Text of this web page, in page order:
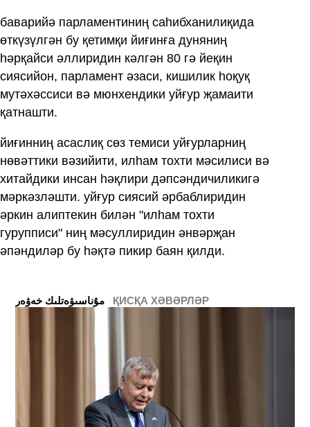
баварийә парламентиниң саһибханилиқида
өткүзүлгән бу қетимқи йиғинға дуняниң
һәрқайси әллиридин кәлгән 80 гә йеқин
сиясийон, парламент әзаси, кишилик һоқуқ
мутәхәссиси вә мюнхендики уйғур җамаити
қатнашти.
йиғинниң асаслиқ сөз темиси уйғурларниң
нөвәттики вәзийити, илһам тохти мәсилиси вә
хитайдики инсан һәқлири дәпсәндичиликигә
мәркәзләшти. уйғур сиясий әрбаблиридин
әркин алиптекин билән "илһам тохти
гурупписи" ниң мәсуллиридин әнвәрҗан
әпәндиләр бу һәқтә пикир баян қилди.
ҚИСҚА ХӘВӘРЛӘР